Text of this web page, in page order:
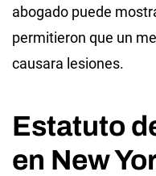
abogado puede
permitieron que un
causara lesiones.
Estatuto
en New